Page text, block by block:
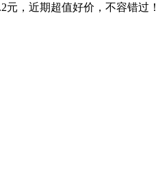
元，近期超值好价，不容错过！